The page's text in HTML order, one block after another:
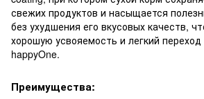
свежих продуктов и насыщается
без ухудшения его вкусовых качеств,
хорошую усвояемость и легкий
happyOne.
Преимущества: